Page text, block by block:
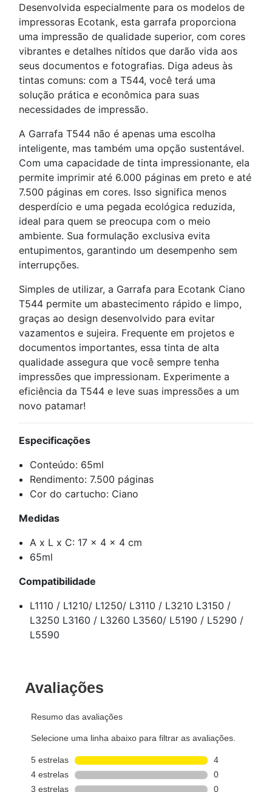
Desenvolvida especialmente para os modelos de
impressoras Ecotank, esta garrafa proporciona
uma impressão de qualidade superior, com cores
vibrantes e detalhes nítidos que darão vida aos
seus documentos e fotografias. Diga adeus às
tintas comuns: com a T544, você terá uma
solução prática e econômica para suas
necessidades de impressão.
A Garrafa T544 não é apenas uma escolha
inteligente, mas também uma opção sustentável.
Com uma capacidade de tinta impressionante, ela
permite imprimir até 6.000 páginas em preto e até
7.500 páginas em cores. Isso significa menos
desperdício e uma pegada ecológica reduzida,
ideal para quem se preocupa com o meio
ambiente. Sua formulação exclusiva evita
entupimentos, garantindo um desempenho sem
interrupções.
Simples de utilizar, a Garrafa para Ecotank Ciano
T544 permite um abastecimento rápido e limpo,
graças ao design desenvolvido para evitar
vazamentos e sujeira. Frequente em projetos e
documentos importantes, essa tinta de alta
qualidade assegura que você sempre tenha
impressões que impressionam. Experimente a
eficiência da T544 e leve suas impressões a um
novo patamar!
Especificações
Conteúdo: 65ml
Rendimento: 7.500 páginas
Cor do cartucho: Ciano
Medidas
A x L x C: 17 x 4 x 4 cm
65ml
Compatibilidade
L1110 / L1210/ L1250/ L3110 / L3210 L3150 /
L3250 L3160 / L3260 L3560/ L5190 / L5290 /
L5590